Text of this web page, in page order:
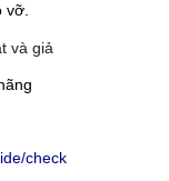
vỡ.
check